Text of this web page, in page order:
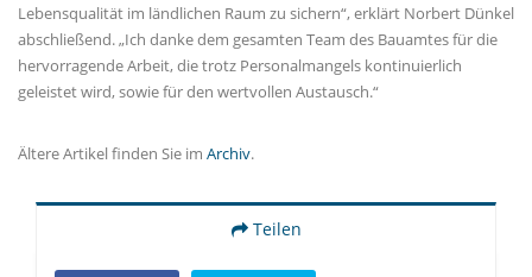
Lebensqualität im ländlichen Raum zu sichern“, erklärt Norbert Dünkel
abschließend. „Ich danke dem gesamten Team des Bauamtes für die
hervorragende Arbeit, die trotz Personalmangels kontinuierlich
geleistet wird, sowie für den wertvollen Austausch.“
Ältere Artikel finden Sie im Archiv.
Teilen